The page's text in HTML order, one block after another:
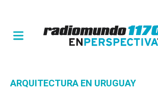
ARQUITECTURA EN URUGUAY